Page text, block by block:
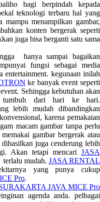
bagi berpindah kepada
teknologi terbaru hal yang
mampu menampilkan gambar,
konten bergerak seperti
juga bisa berganti satu sama
hanya sampai bagaikan
fungsi sebagai media
entertainment. kegunaan inilah
ke banyak event seperti
Sehingga kebutuhan akan
tumbuh dari hari ke hari.
lebih mudah dibandingkan
karena pemakaian
macam gambar tanpa perlu
gambar bergerak atau
juga cenderung lebih
Akan tetapi mencari JASA
terlalu mudah. JASA RENTAL
yang punya cukup
Pro.
JAVA MICE Pro
agenda anda. pelbagai